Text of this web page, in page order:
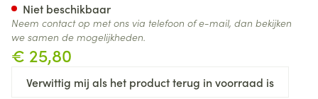
€ 25,80
Verwittig mij als het product terug in voorraad is
Niet beschikbaar
Neem contact op met ons via telefoon of e-mail, dan bekijken
we samen de mogelijkheden.